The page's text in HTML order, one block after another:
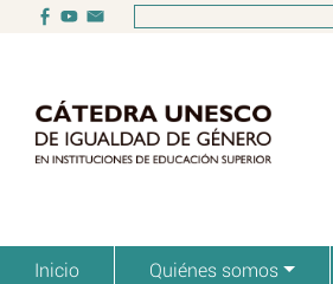
Inicio Quiénes somos